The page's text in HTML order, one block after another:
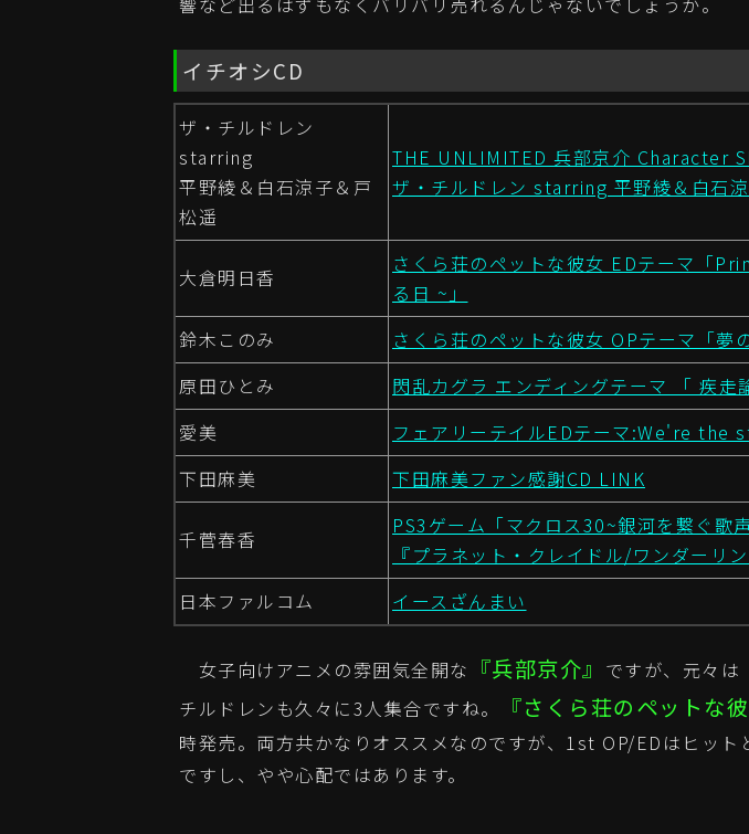
イチオシCD
ザ・チルドレン
starring
平野綾＆白石涼子＆戸
松遥
THE UNLIMITED 兵部京介 Character
ザ・チルドレン starring 平野綾＆白石
大倉明日香
さくら荘のペットな彼女 EDテーマ「
る日 ~」
鈴木このみ
さくら荘のペットな彼女 OPテーマ「夢
原田ひとみ
閃乱カグラ エンディングテーマ 「 疾走
愛美
フェアリーテイルEDテーマ:We're the
下田麻美
下田麻美ファン感謝CD LINK
千菅春香
PS3ゲーム「マクロス30~銀河を繋ぐ歌
『プラネット・クレイドル/ワンダーリン
日本ファルコム
イースざんまい
女子向けアニメの雰囲気全開な 『兵部京介』 ですが、元々は
チルドレンも久々に3人集合ですね。
『さくら荘のペットな彼
時発売。両方共かなりオススメなのですが、1st OP/EDはヒット
ですし、やや心配ではあります。